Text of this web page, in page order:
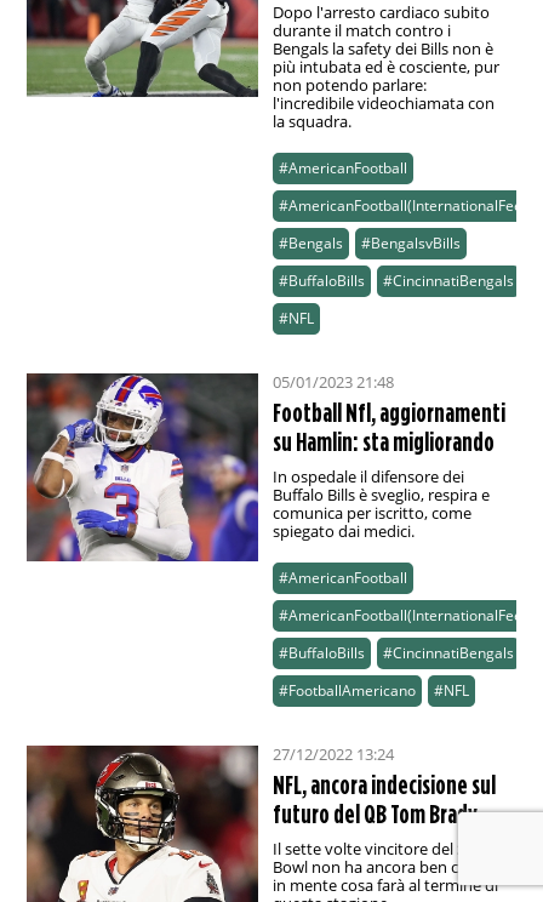
Dopo l'arresto cardiaco subito
durante il match contro i
Bengals la safety dei Bills non è
più intubata ed è cosciente, pur
non potendo parlare:
l'incredibile videochiamata con
la squadra.
#AmericanFootball
#AmericanFootball(InternationalFeed)
#Bengals
#BengalsvBills
#BuffaloBills
#CincinnatiBengals
#NFL
05/01/2023 21:48
Football Nfl, aggiornamenti
su Hamlin: sta migliorando
In ospedale il difensore dei
Buffalo Bills è sveglio, respira e
comunica per iscritto, come
spiegato dai medici.
#AmericanFootball
#AmericanFootball(InternationalFeed)
#BuffaloBills
#CincinnatiBengals
#FootballAmericano
#NFL
27/12/2022 13:24
NFL, ancora indecisione sul
futuro del QB Tom Brady
Il sette volte vincitore del Super
Bowl non ha ancora ben chiaro
in mente cosa farà al termine di